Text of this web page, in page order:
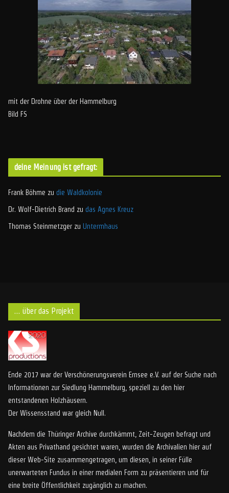
mit der Drohne über der Hammelburg
Bild FS
deine Meinung ist gefragt:
Frank Böhme zu die Waldkolonie
Dr. Wolf-Dietrich Brand zu das Agnes Kreuz
Thomas Steinmetzger zu Untermhaus
… über das Projekt
Ende 2017 war der Verschönerungsverein Ernsee e.V. auf der Suche nach
Informationen zur Siedlung Hammelburg, speziell zu den hier
entstandenen Holzhäusern.
Der Wissensstand war gleich Null.
Nachdem die Thüringer Archive durchkämmt, Zeit-Zeugen befragt und
Akten aus Privathand gesichtet waren, wurden die Archivalien hier auf
dieser Web-Site zusammengetragen, um diesen, in seiner Fülle
unerwarteten Fundus in einer medialen Form zu präsentieren und für
eine breite Öffentlichkeit zugänglich zu machen.